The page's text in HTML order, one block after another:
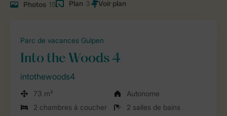
Photos 15 Plan 3
Parc de vacances Gulpen
Into the Woods 4
intothewoods4
73 m²
Autonome
2 chambres à coucher
2 salles de bains